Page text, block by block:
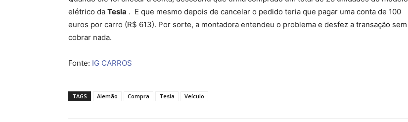
elétrico da Tesla . E que mesmo depois de cancelar o pedido teria que pagar uma conta de 100
euros por carro (R$ 613). Por sorte, a montadora entendeu o problema e desfez a transação sem
cobrar nada.
Fonte: IG CARROS
TAGS Alemão Compra Tesla Veículo